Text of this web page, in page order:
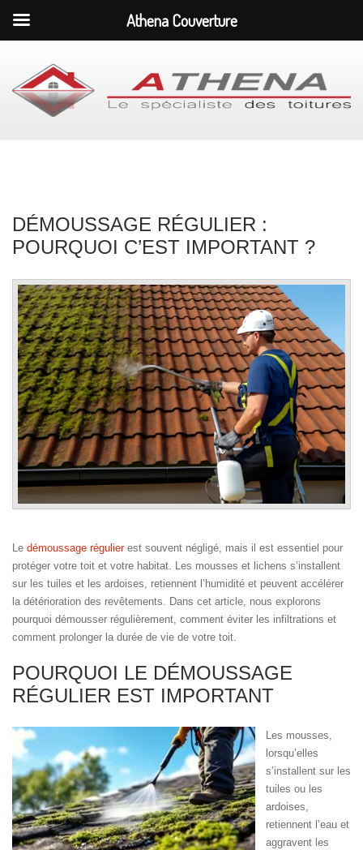
DÉMOUSSAGE RÉGULIER :
POURQUOI C’EST IMPORTANT ?
Le démoussage régulierest souvent négligé, mais il est essentiel pour
protéger votre toit et votre habitat. Les mousses et lichens s’installent
sur les tuiles et les ardoises, retiennent l’humidité et peuvent accélérer
la détérioration des revêtements. Dans cet article, nous explorons
pourquoi démousser régulièrement, comment éviter les infiltrations et
comment prolonger la durée de vie de votre toit.
POURQUOI LE DÉMOUSSAGE
RÉGULIER EST IMPORTANT
Les mousses,
lorsqu’elles
s’installent sur les
tuiles ou les
ardoises,
retiennent l’eau et
aggravent les
Athena Couverture